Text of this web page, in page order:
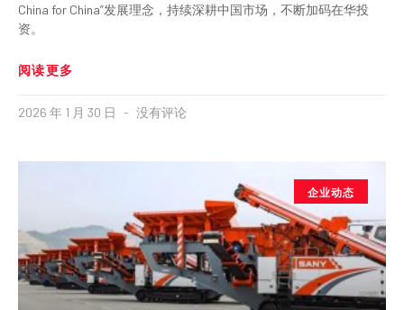
China for China”发展理念，持续深耕中国市场，不断加码在华投
资。
阅读更多
2026 年 1 月 30 日 没有评论
企业动态